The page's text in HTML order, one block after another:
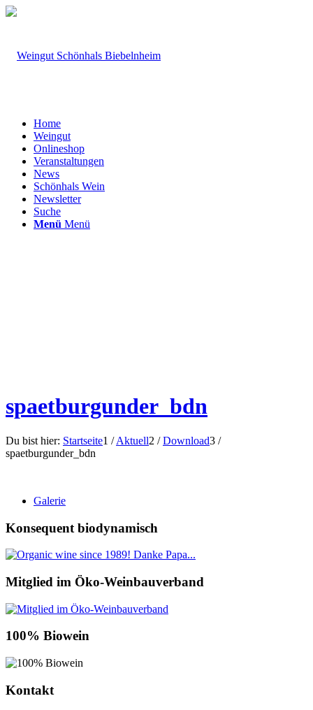
Home
Weingut
Onlineshop
Veranstaltungen
News
Schönhals Wein
Newsletter
Suche
Menü Menü
spaetburgunder_bdn
Du bist hier: Startseite1 / Aktuell2 / Download3 /
spaetburgunder_bdn
Galerie
Konsequent biodynamisch
Mitglied im Öko-Weinbauverband
100% Biowein
Kontakt